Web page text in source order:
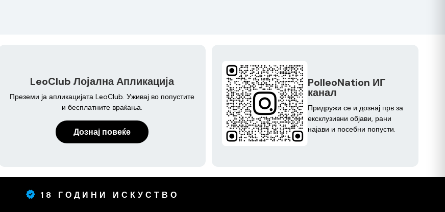
LeoClub Лојална Апликација
Преземи ја апликацијата LeoClub. Уживај во попустите
и бесплатните враќања.
Дознај повеќе
PolleoNation ИГ
канал
Придружи се и дознај прв за
ексклузивни објави, рани
најави и посебни попусти.
18 ГОДИНИ ИСКУСТВО